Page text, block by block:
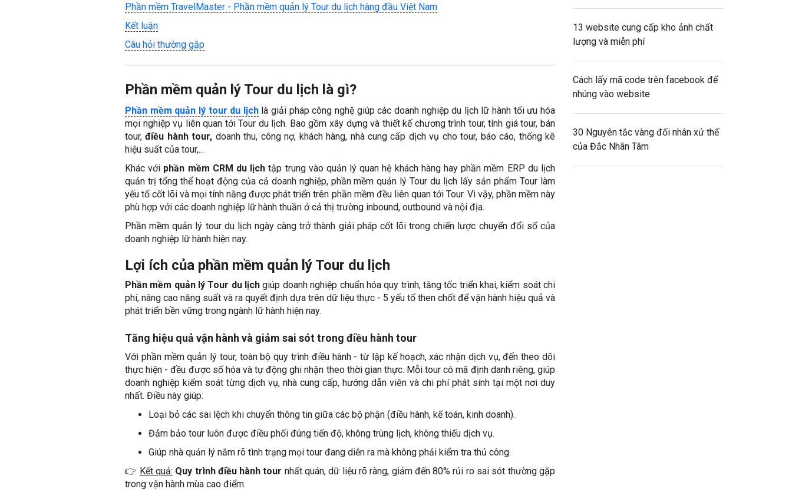
Phần mềm TravelMaster - Phần mềm quản lý Tour du lịch hàng đầu Việt Nam
Kết luận
Câu hỏi thường gặp
Phần mềm quản lý Tour du lịch là gì?
Phần mềm quản lý tour du lịchlà giải pháp công nghệ giúp các doanh nghiệp du lịch lữ hành tối ưu hóa
mọi nghiệp vụ liên quan tới Tour du lịch. Bao gồm xây dựng và thiết kế chương trình tour, tính giá tour, bán
tour, điều hành tour, doanh thu, công nợ, khách hàng, nhà cung cấp dịch vụ cho tour, báo cáo, thống kê
hiệu suất của tour,...
Khác với phần mềm CRM du lịch tập trung vào quản lý quan hệ khách hàng hay phần mềm ERP du lịch
quản trị tổng thể hoạt động của cả doanh nghiệp, phần mềm quản lý Tour du lịch lấy sản phẩm Tour làm
yếu tố cốt lõi và mọi tính năng được phát triển trên phần mềm đều liên quan tới Tour. Vì vậy, phần mềm này
phù hợp với các doanh nghiệp lữ hành thuần ở cả thị trường inbound, outbound và nội địa.
Phần mềm quản lý tour du lịch ngày càng trở thành giải pháp cốt lõi trong chiến lược chuyển đổi số của
doanh nghiệp lữ hành hiện nay.
Lợi ích của phần mềm quản lý Tour du lịch
Phần mềm quản lý Tour du lịch giúp doanh nghiệp chuẩn hóa quy trình, tăng tốc triển khai, kiểm soát chi
phí, nâng cao năng suất và ra quyết định dựa trên dữ liệu thực - 5 yếu tố then chốt để vận hành hiệu quả và
phát triển bền vững trong ngành lữ hành hiện nay.
Tăng hiệu quả vận hành và giảm sai sót trong điều hành tour
Với phần mềm quản lý tour, toàn bộ quy trình điều hành - từ lập kế hoạch, xác nhận dịch vụ, đến theo dõi
thực hiện - đều được số hóa và tự động ghi nhận theo thời gian thực. Mỗi tour có mã định danh riêng, giúp
doanh nghiệp kiểm soát từng dịch vụ, nhà cung cấp, hướng dẫn viên và chi phí phát sinh tại một nơi duy
nhất. Điều này giúp:
Loại bỏ các sai lệch khi chuyển thông tin giữa các bộ phận (điều hành, kế toán, kinh doanh).
Đảm bảo tour luôn được điều phối đúng tiến độ, không trùng lịch, không thiếu dịch vụ.
Giúp nhà quản lý nắm rõ tình trạng mọi tour đang diễn ra mà không phải kiểm tra thủ công.
👉 Kết quả: Quy trình điều hành tour nhất quán, dữ liệu rõ ràng, giảm đến 80% rủi ro sai sót thường gặp
trong vận hành mùa cao điểm.
13 website cung cấp kho ảnh chất
lượng và miễn phí
Cách lấy mã code trên facebook để
nhúng vào website
30 Nguyên tắc vàng đối nhân xử thế
của Đắc Nhân Tâm